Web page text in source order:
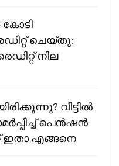
കോടി
ചെയ്തു:
നില
വീട്ടിൽ
പെൻഷൻ
ഇതാ എങ്ങനെ